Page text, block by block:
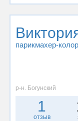
парикмахер-
р-н. Богунский
1
отзыв